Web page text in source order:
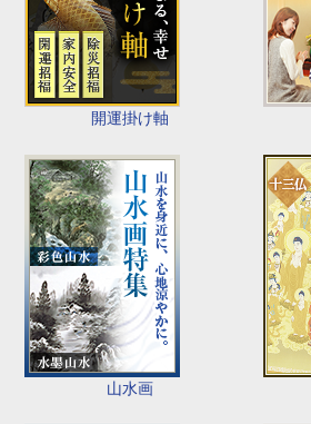
開運掛け軸
山水画